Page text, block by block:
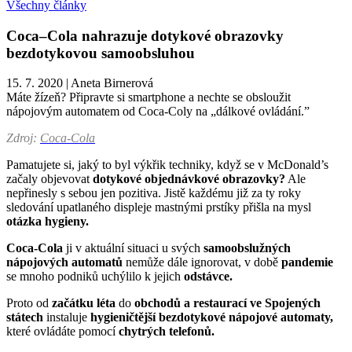
Všechny články
Coca–Cola nahrazuje dotykové obrazovky
bezdotykovou samoobsluhou
15. 7. 2020 | Aneta Birnerová
Máte žízeň? Připravte si smartphone a nechte se obsloužit
nápojovým automatem od Coca-Coly na „dálkové ovládání.”
Zdroj: Coca-Cola
Pamatujete si, jaký to byl výkřik techniky, když se v McDonald’s
začaly objevovatdotykové objednávkové obrazovky? Ale
nepřinesly s sebou jen pozitiva. Jistě každému již za ty roky
sledování upatlaného displeje mastnými prstíky přišla na mysl
otázka hygieny.
Coca-Cola ji v aktuální situaci u svých samoobslužných
nápojových automatů nemůže dále ignorovat, v době pandemie
se mnoho podniků uchýlilo k jejich odstávce.
Proto od začátku léta do obchodů a restaurací ve Spojených
státech instaluje hygieničtější bezdotykové nápojové automaty,
které ovládáte pomocíchytrých telefonů.